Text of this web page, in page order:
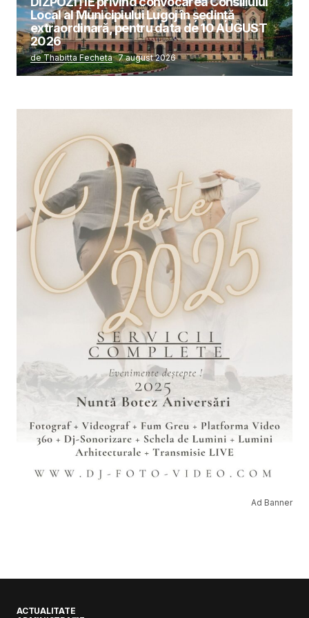
Local al Municipiului Lugoj în şedinţă
extraordinară, pentru data de 10 AUGUST
2026
de Thabitta Fecheta 7 august 2026
Ad Banner
ACTUALITATE